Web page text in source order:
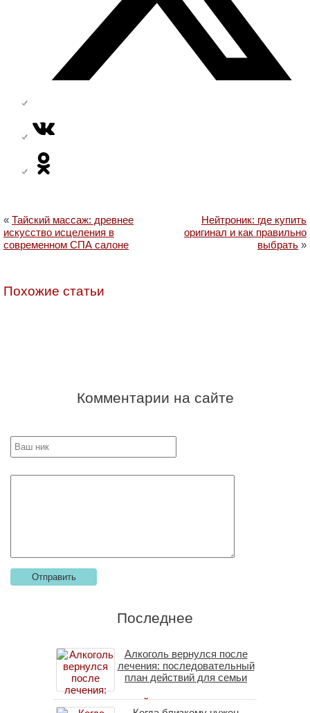
« Тайский массаж: древнее
искусство исцеления в
современном СПА салоне
Нейтроник: где купить
оригинал и как правильно
выбрать »
Похожие статьи
Комментарии на сайте
Последнее
Алкоголь вернулся после
лечения: последовательный
план действий для семьи